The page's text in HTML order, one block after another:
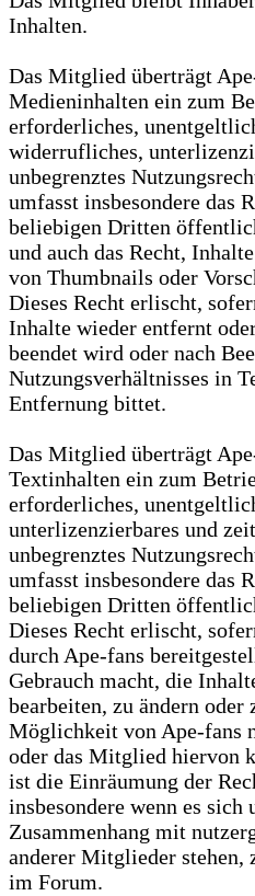
Inhalten.
Das Mitglied überträgt
Medieninhalten ein zum
erforderliches,
widerrufliches,
unbegrenztes
umfasst insbesondere das
beliebigen Dritten
und auch das Recht,
von Thumbnails oder
Dieses Recht erlischt,
Inhalte wieder entfernt
beendet wird oder nach
Nutzungsverhältnisses in
Entfernung bittet.
Das Mitglied überträgt
Textinhalten ein zum
erforderliches,
unterlizenzierbares und
unbegrenztes
umfasst insbesondere das
beliebigen Dritten
Dieses Recht erlischt,
durch Ape-fans
Gebrauch macht, die
bearbeiten, zu ändern oder
Möglichkeit von Ape-fans
oder das Mitglied hiervon
ist die Einräumung der
insbesondere wenn es
Zusammenhang mit
anderer Mitglieder stehen,
im Forum.